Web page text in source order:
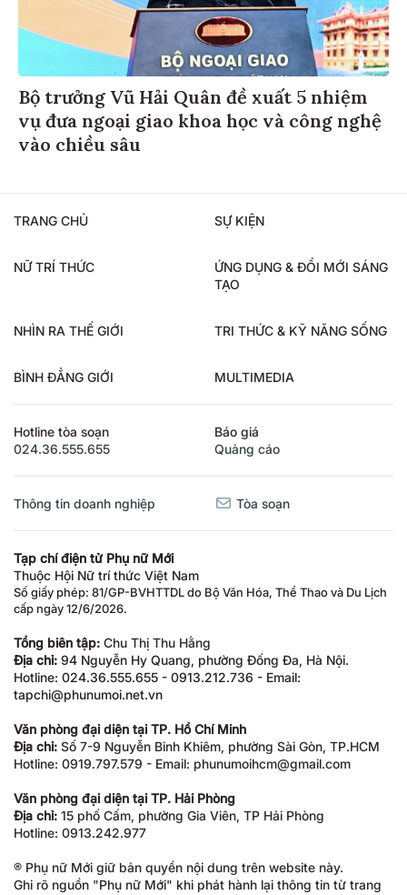
Bộ trưởng Vũ Hải Quân đề xuất 5 nhiệm
vụ đưa ngoại giao khoa học và công nghệ
vào chiều sâu
TRANG CHỦ SỰ KIỆN
NỮ TRÍ THỨC
ỨNG DỤNG & ĐỔI MỚI SÁNG
TẠO
NHÌN RA THẾ GIỚI TRI THỨC & KỸ NĂNG SỐNG
BÌNH ĐẲNG GIỚI MULTIMEDIA
Hotline tòa soạn
024.36.555.655
Báo giá
Quảng cáo
Thông tin doanh nghiệp Tòa soạn
Tạp chí điện tử Phụ nữ Mới
Thuộc Hội Nữ trí thức Việt Nam
Số giấy phép: 81/GP-BVHTTDL do Bộ Văn Hóa, Thể Thao và Du Lịch
cấp ngày 12/6/2026.
Tổng biên tập: Chu Thị Thu Hằng
Địa chỉ: 94 Nguyễn Hy Quang, phường Đống Đa, Hà Nội.
Hotline: 024.36.555.655 - 0913.212.736 - Email:
tapchi@phunumoi.net.vn
Văn phòng đại diện tại TP. Hồ Chí Minh
Địa chỉ: Số 7-9 Nguyễn Bỉnh Khiêm, phường Sài Gòn, TP.HCM
Hotline: 0919.797.579 - Email: phunumoihcm@gmail.com
Văn phòng đại diện tại TP. Hải Phòng
Địa chỉ: 15 phố Cấm, phường Gia Viên, TP Hải Phòng
Hotline: 0913.242.977
® Phụ nữ Mới giữ bản quyền nội dung trên website này.
Ghi rõ nguồn "Phụ nữ Mới" khi phát hành lại thông tin từ trang